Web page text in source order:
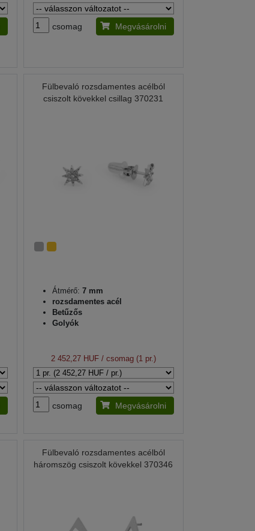
csomag Megvásárolni
Fülbevaló rozsdamentes acélból
csiszolt kövekkel csillag 370231
Átmérő: 7 mm
rozsdamentes acél
Betűzős
Golyók
2 452,27 HUF/ csomag (1 pr.)
csomag Megvásárolni
Fülbevaló rozsdamentes acélból
háromszög csiszolt kövekkel 370346